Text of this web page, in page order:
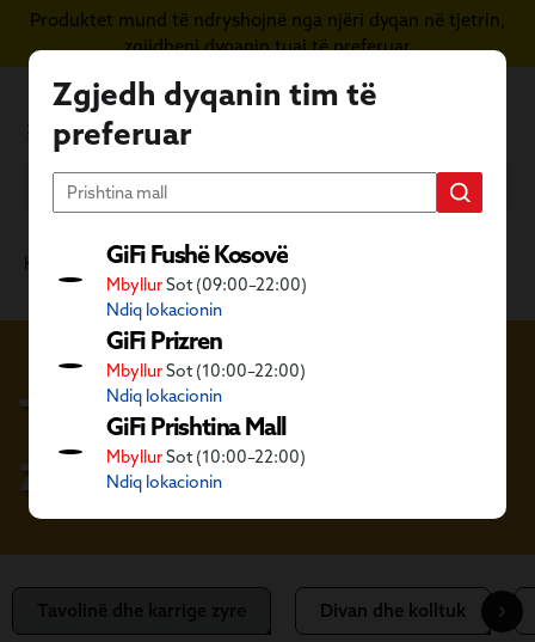
Kapërce te përmbajtja kryesore
Produktet mund të ndryshojnë nga njëri dyqan në tjetrin,
zgjidheni dyqanin tuaj të preferuar
Zgjedh dyqanin tim të
preferuar
GiFi Fushë Kosovë
MbyllurSot (09:00–22:00)
Ndiq lokacionin
GiFi Prizren
MbyllurSot (10:00–22:00)
Ndiq lokacionin
GiFi Prishtina Mall
MbyllurSot (10:00–22:00)
Ndiq lokacionin
Kategoritë GiFi Mobilie dhe dekore
Tavolinë dhe karrige zyre
Tavolinë dhe karrige
zyre
Divan dhe kolltuk